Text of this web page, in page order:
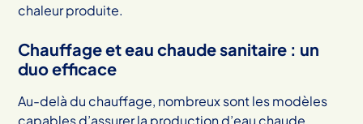
chaleur produite.
Chauffage et eau chaude sanitaire : un
duo efficace
Au-delà du chauffage, nombreux sont les modèles
capables d’assurer la production d’eau chaude